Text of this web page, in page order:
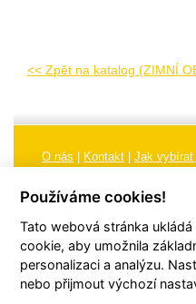
<< Zpět na katalog (ZIMNÍ
O nás Kontakt Jak vybírat
obuvi, pokyny a informace
© 2026TORI, s.r.o.| Všechna
Používáme cookies!
Tato webová stránka
cookie, aby umožnila
personalizaci a analýzu.
nebo přijmout výchozí